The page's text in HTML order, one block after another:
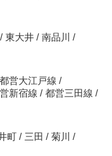
/ 東大井 / 南品川 /
都営大江戸線 /
新宿線 / 都営三田線 /
町 / 三田 / 菊川
/